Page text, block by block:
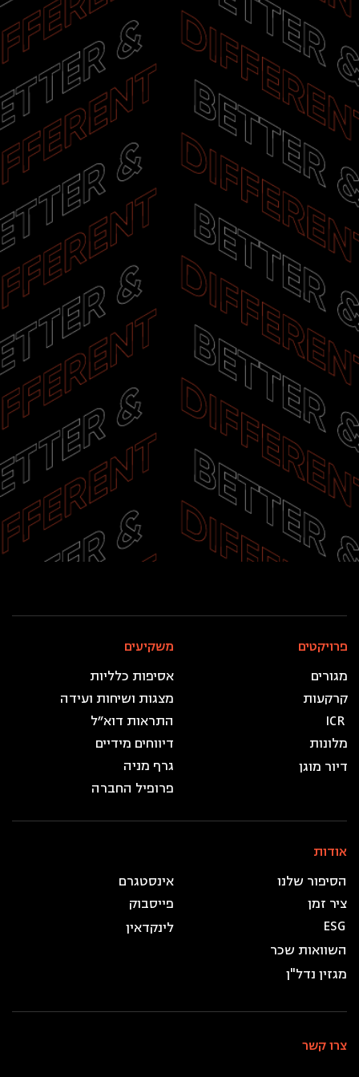
פרויקטים
מגורים
ICR
מלונות
דיור מוגן
משקיעים
אסיפות כלליות
מצגות ושיחות ועידה
התראות דוא״ל
דיווחים מידיים
גרף מניה
פרופיל החברה
אודות
הסיפור שלנו
ציר זמן
ESG
השוואות שכר
מגזין נדל"ן
אינסטגרם
פייסבוק
לינקדאין
צרו קשר